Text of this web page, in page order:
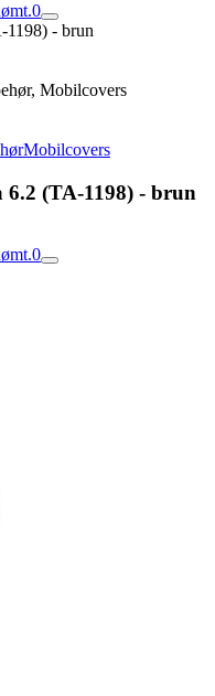
0
- brun
Mobilcovers
Mobilcovers
(TA-1198) - brun
0